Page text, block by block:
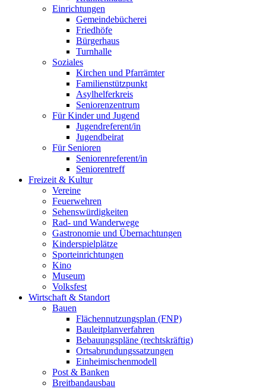
Einrichtungen
Gemeindebücherei
Friedhöfe
Bürgerhaus
Turnhalle
Soziales
Kirchen und Pfarrämter
Familienstützpunkt
Asylhelferkreis
Seniorenzentrum
Für Kinder und Jugend
Jugendreferent/in
Jugendbeirat
Für Senioren
Seniorenreferent/in
Seniorentreff
Freizeit & Kultur
Vereine
Feuerwehren
Sehenswürdigkeiten
Rad- und Wanderwege
Gastronomie und Übernachtungen
Kinderspielplätze
Sporteinrichtungen
Kino
Museum
Volksfest
Wirtschaft & Standort
Bauen
Flächennutzungsplan (FNP)
Bauleitplanverfahren
Bebauungspläne (rechtskräftig)
Ortsabrundungssatzungen
Einheimischenmodell
Post & Banken
Breitbandausbau